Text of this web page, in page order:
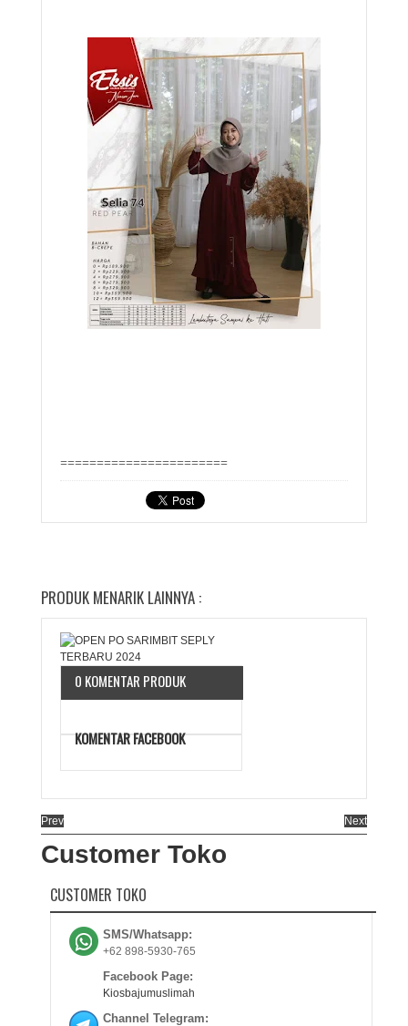
=======================
PRODUK MENARIK LAINNYA :
0 KOMENTAR PRODUK
KOMENTAR FACEBOOK
Prev Next
Customer Toko
CUSTOMER TOKO
SMS/Whatsapp:
+62 898-5930-765
Facebook Page:
Kiosbajumuslimah
Channel Telegram: